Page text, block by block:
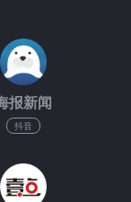
报新闻
抖音